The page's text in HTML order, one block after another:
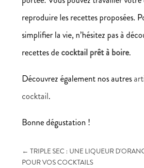
reproduire les recettes proposées.
simplifier la vie, n’hésitez pas à
recettes decocktail prêt à boire.
Découvrez également nos autres
cocktail.
Bonne dégustation !
← TRIPLE SEC : UNE LIQUEUR
POUR VOS COCKTAILS